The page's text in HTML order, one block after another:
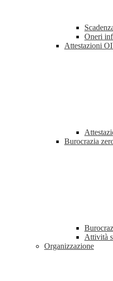
Oneri
Attestazioni
Burocrazia
Attività
Organizzazione